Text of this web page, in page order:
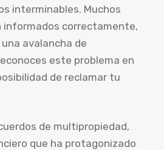
interminables. Muchos
informados correctamente,
avalancha de
este problema en
de reclamar tu
de multipropiedad,
que ha protagonizado